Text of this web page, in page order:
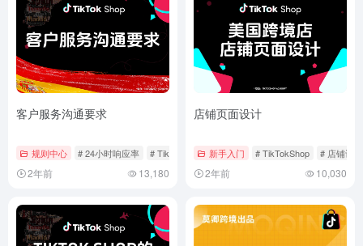
客户服务沟通要求
规则中心 # 24小时响应率 # TikTokShop # 客户服务
2年前 13,180
店铺页面设计
新手入门 # TikTokShop # 店铺设计
2年前 10,030